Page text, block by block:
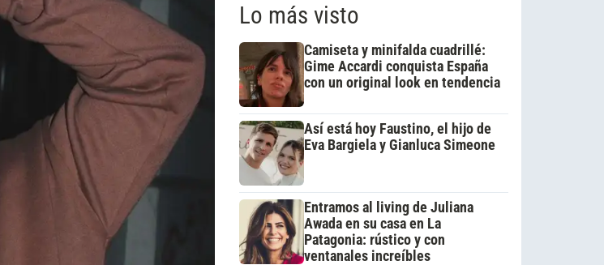
Lo más visto
Camiseta y minifalda cuadrillé:
Gime Accardi conquista España
con un original look en tendencia
Así está hoy Faustino, el hijo de
Eva Bargiela y Gianluca Simeone
Entramos al living de Juliana
Awada en su casa en La
Patagonia: rústico y con
ventanales increíbles